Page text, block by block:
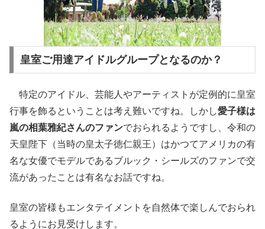
皇室ご用達アイドルグループとなるのか？
特定のアイドル、芸能人やアーティストが定例的に皇室
行事を飾るということは考え難いですね。しかし愛子様は
嵐の相葉雅紀さんのファンでおられるようですし、令和の
天皇陛下（当時の皇太子徳仁親王）はかつてアメリカの有
名な女優でモデルであるブルック・シールズのファンで交
流があったことは有名なお話ですね。
皇室の皆様もエンタテイメントを自然体で楽しんでおられ
るようにお見受けします。